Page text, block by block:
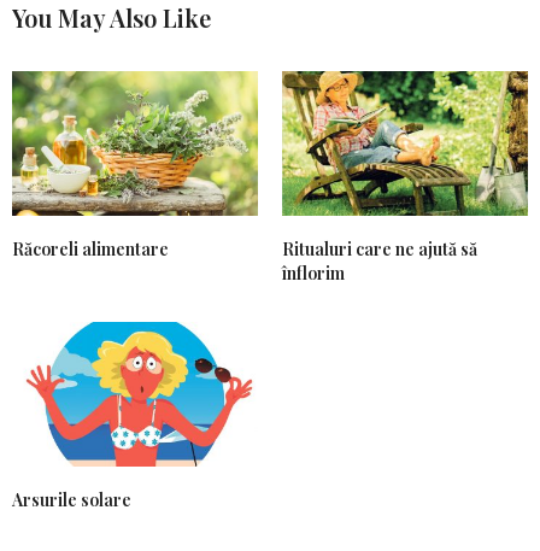
You May Also Like
Răcoreli alimentare
Ritualuri care ne ajută să
înflorim
Arsurile solare